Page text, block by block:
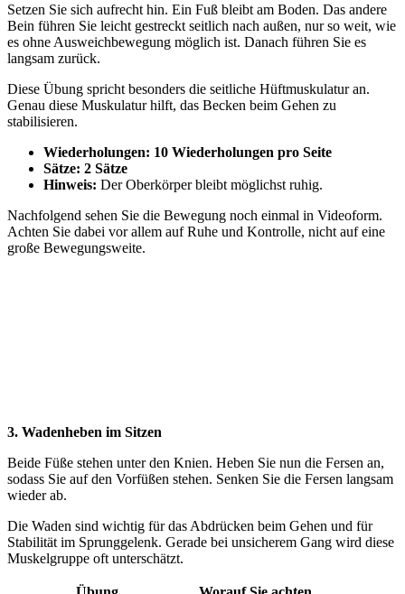
Setzen Sie sich aufrecht hin. Ein Fuß bleibt am Boden. Das andere
Bein führen Sie leicht gestreckt seitlich nach außen, nur so weit, wie
es ohne Ausweichbewegung möglich ist. Danach führen Sie es
langsam zurück.
Diese Übung spricht besonders die seitliche Hüftmuskulatur an.
Genau diese Muskulatur hilft, das Becken beim Gehen zu
stabilisieren.
Wiederholungen: 10 Wiederholungen pro Seite
Sätze: 2 Sätze
Hinweis: Der Oberkörper bleibt möglichst ruhig.
Nachfolgend sehen Sie die Bewegung noch einmal in Videoform.
Achten Sie dabei vor allem auf Ruhe und Kontrolle, nicht auf eine
große Bewegungsweite.
3. Wadenheben im Sitzen
Beide Füße stehen unter den Knien. Heben Sie nun die Fersen an,
sodass Sie auf den Vorfüßen stehen. Senken Sie die Fersen langsam
wieder ab.
Die Waden sind wichtig für das Abdrücken beim Gehen und für
Stabilität im Sprunggelenk. Gerade bei unsicherem Gang wird diese
Muskelgruppe oft unterschätzt.